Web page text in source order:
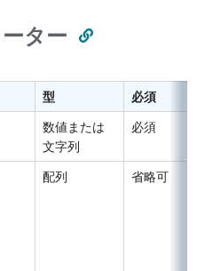
ター
型 必須
数値または
文字列
必須
配列 省略可